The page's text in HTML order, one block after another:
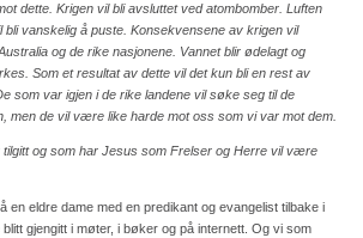
dette. Krigen vil bli avsluttet ved atombomber. Luften
bli vanskelig å puste. Konsekvensene av krigen vil
og de rike nasjonene. Vannet blir ødelagt og
Som et resultat av dette vil det kun bli en rest av
som var igjen i de rike landene vil søke seg til de
men de vil være like harde mot oss som vi var mot dem.
og som har Jesus som Frelser og Herre vil være
en eldre dame med en predikant og evangelist tilbake i
gjengitt i møter, i bøker og på internett. Og vi som